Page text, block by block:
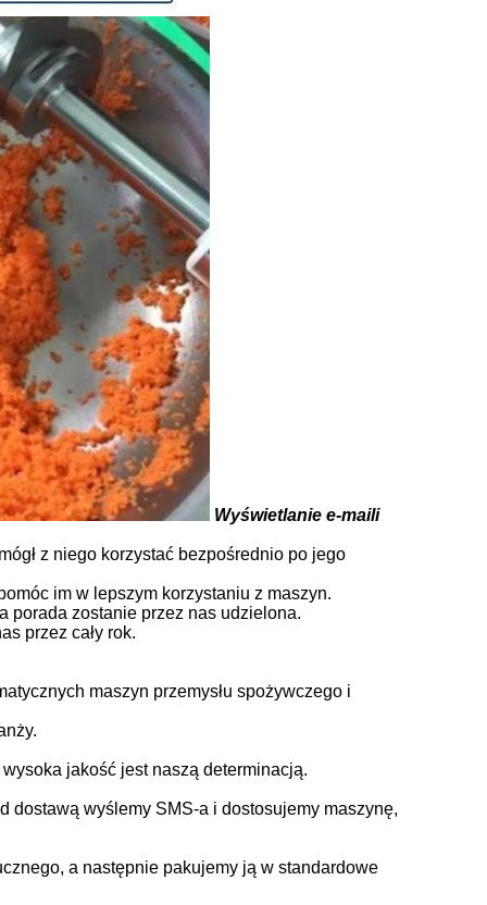
Wyświetlanie e-maili
z niego korzystać bezpośrednio po jego
im w lepszym korzystaniu z maszyn.
porada zostanie przez nas udzielona.
przez cały rok.
maszyn przemysłu spożywczego i
jakość jest naszą determinacją.
dostawą wyślemy SMS-a i dostosujemy maszynę,
a następnie pakujemy ją w standardowe